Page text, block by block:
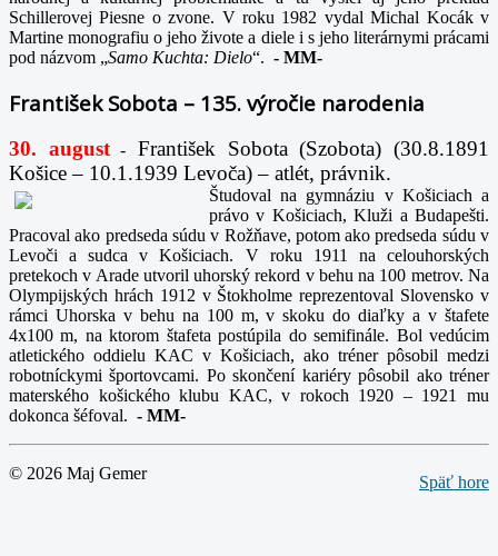
Schillerovej Piesne o zvone. V roku 1982 vydal Michal Kocák v
Martine monografiu o jeho živote a diele i s jeho literárnymi prácami
pod názvom „Samo Kuchta: Dielo“. - MM-
František Sobota – 135. výročie narodenia
30. august-
František Sobota (Szobota) (30.8.1891
Košice – 10.1.1939 Levoča) – atlét, právnik.
Študoval na gymnáziu v Košiciach a
právo v Košiciach, Kluži a Budapešti.
Pracoval ako predseda súdu v Rožňave, potom ako predseda súdu v
Levoči a sudca v Košiciach. V roku 1911 na celouhorských
pretekoch v Arade utvoril uhorský rekord v behu na 100 metrov. Na
Olympijských hrách 1912 v Štokholme reprezentoval Slovensko v
rámci Uhorska v behu na 100 m, v skoku do diaľky a v štafete
4x100 m, na ktorom štafeta postúpila do semifinále. Bol vedúcim
atletického oddielu KAC v Košiciach, ako tréner pôsobil medzi
robotníckymi športovcami. Po skončení kariéry pôsobil ako tréner
materského košického klubu KAC, v rokoch 1920 – 1921 mu
dokonca šéfoval. - MM-
Späť hore
© 2026 Maj Gemer